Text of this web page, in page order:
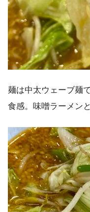
麺は中太ウェーブ麺
食感。味噌ラーメン